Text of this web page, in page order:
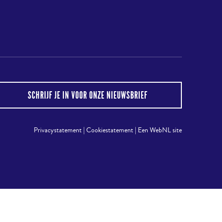
SCHRIJF JE IN VOOR ONZE NIEUWSBRIEF
Privacystatement|Cookiestatement| Een WebNL site